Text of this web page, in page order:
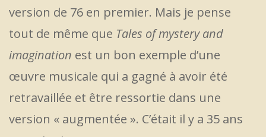
version de 76 en premier. Mais je pense
tout de même que Tales of mystery and
imagination est un bon exemple d’une
œuvre musicale qui a gagné à avoir été
retravaillée et être ressortie dans une
version « augmentée ». C’était il y a 35 ans